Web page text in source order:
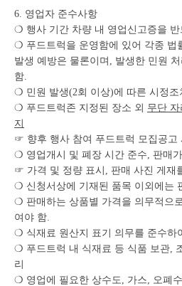
6. 영업자 준수사항
❍ 행사 기간 차량 내 영업신고증을 반
❍ 푸드트럭을 운영함에 있어 각종 법
발생 예방은 물론이며, 발생한 민원
함.
❍ 민원 발생(2회 이상)에 따른 시정조
❍ 푸드트럭존 지정된 장소 외 무단 자
지
☞ 향후 행사 참여 푸드트럭 모집공고
❍ 영업개시 및 폐장 시간 준수, 판매
☞ 가격 및 정량 표시, 판매 사진 게재
❍ 신청서상에 기재된 품목 이외에는
❍ 판매하는 상품별 가격을 의무적으
여야 함.
❍ 식재료 원산지 표기 의무를 준수하
❍ 푸드트럭 내 식재료 등 식품 보관,
리
❍ 영업에 필요한 상수도, 가스, 오폐